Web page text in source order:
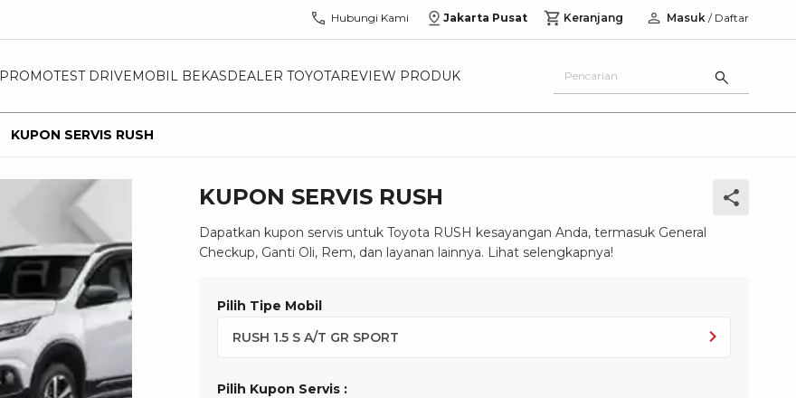
Hubungi Kami Jakarta Pusat Keranjang Masuk / Daftar
PROMOTEST DRIVEMOBIL BEKASDEALER TOYOTAREVIEW PRODUK
KUPON SERVIS RUSH
KUPON SERVIS RUSH
Dapatkan kupon servis untuk Toyota RUSH kesayangan Anda, termasuk General
Checkup, Ganti Oli, Rem, dan layanan lainnya. Lihat selengkapnya!
Pilih Tipe Mobil
Pilih Kupon Servis :